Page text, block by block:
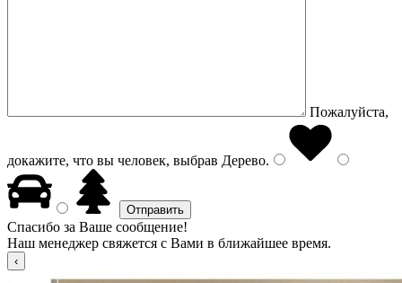
Пожалуйста,
докажите, что вы человек, выбрав Дерево.
Спасибо за Ваше сообщение!
Наш менеджер свяжется с Вами в ближайшее время.